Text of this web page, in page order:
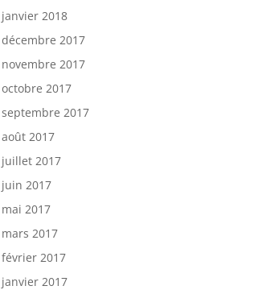
janvier 2018
décembre 2017
novembre 2017
octobre 2017
septembre 2017
août 2017
juillet 2017
juin 2017
mai 2017
mars 2017
février 2017
janvier 2017